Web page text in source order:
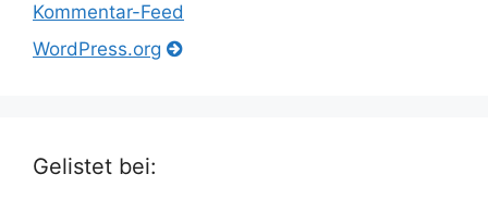
Kommentar-Feed
WordPress.org
Gelistet bei: